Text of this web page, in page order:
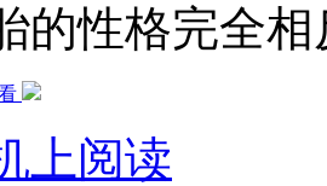
的性格完全相
上阅读